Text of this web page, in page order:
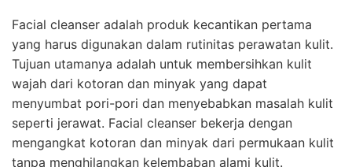
Facial cleanser adalah produk kecantikan pertama
yang harus digunakan dalam rutinitas perawatan kulit.
Tujuan utamanya adalah untuk membersihkan kulit
wajah dari kotoran dan minyak yang dapat
menyumbat pori-pori dan menyebabkan masalah kulit
seperti jerawat. Facial cleanser bekerja dengan
mengangkat kotoran dan minyak dari permukaan kulit
tanpa menghilangkan kelembaban alami kulit.